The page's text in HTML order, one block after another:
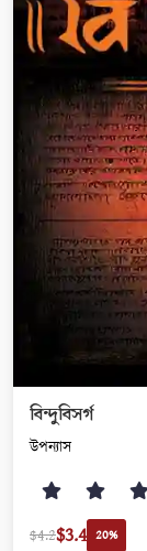
বিন্দুবিসর্গ
উপন্যাস
$4.2$3.4 20%